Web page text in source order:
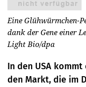
Eine Glühwürmchen-
dank der Gene einer
Light Bio/dpa
In den USA
den Markt, die im